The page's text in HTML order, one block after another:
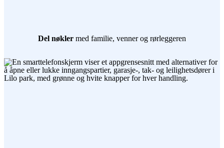
Del nøkler med familie, venner og rørleggeren